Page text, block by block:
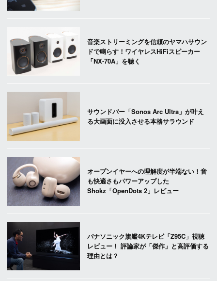
音楽ストリーミングを信頼のヤマハサウン
ドで鳴らす！ワイヤレスHiFiスピーカー
「NX-70A」を聴く
サウンドバー「Sonos Arc Ultra」が叶え
る大画面に没入させる本格サラウンド
オープンイヤーへの理解度が半端ない！音
も快適さもパワーアップした
Shokz「OpenDots 2」レビュー
パナソニック旗艦4Kテレビ「Z95C」視聴
レビュー！ 評論家が「傑作」と高評価する
理由とは？